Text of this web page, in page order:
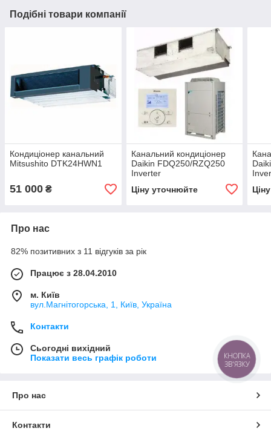
Подібні товари компанії
Кондиціонер канальний
Mitsushito DTK24HWN1
51 000 ₴
Канальний кондиціонер
Daikin FDQ250/RZQ250
Inverter
Ціну уточнюйте
Про нас
82% позитивних з 11 відгуків за рік
Працює з 28.04.2010
м. Київ
вул.Магнітогорська, 1, Київ, Україна
Контакти
Сьогодні вихідний
Показати весь графік роботи
Про нас
Контакти
КНОПКА
ЗВ'ЯЗКУ